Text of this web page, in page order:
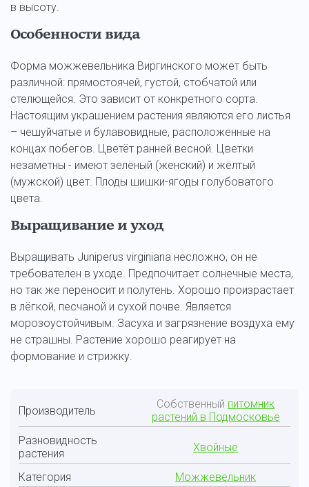
в высоту.
Особенности вида
Форма можжевельника Виргинского может быть
различной: прямостоячей, густой, стобчатой или
стелющейся. Это зависит от конкретного сорта.
Настоящим украшением растения являются его листья
– чешуйчатые и булавовидные, расположенные на
концах побегов. Цветёт ранней весной. Цветки
незаметны - имеют зелёный (женский) и жёлтый
(мужской) цвет. Плоды шишки-ягоды голубоватого
цвета.
Выращивание и уход
Выращивать Juniperus virginiana несложно, он не
требователен в уходе. Предпочитает солнечные места,
но так же переносит и полутень. Хорошо произрастает
в лёгкой, песчаной и сухой почве. Является
морозоустойчивым. Засуха и загрязнение воздуха ему
не страшны. Растение хорошо реагирует на
формование и стрижку.
Производитель Собственный питомник
растений в Подмосковье
Разновидность
растения
Хвойные
Категория
Можжевельник